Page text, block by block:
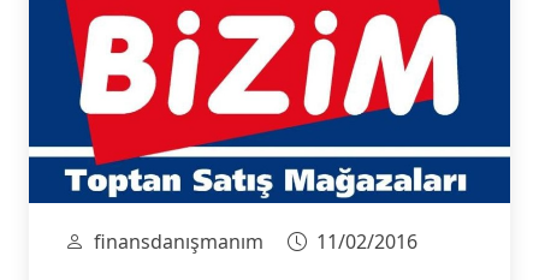
finansdanışmanım
11/02/2016